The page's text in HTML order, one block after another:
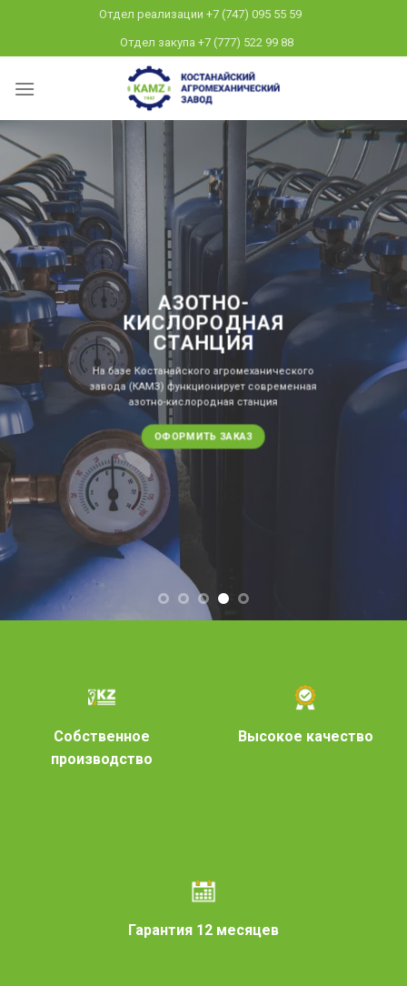
content
Отдел реализации +7 (747) 095 55 59
Отдел закупа +7 (777) 522 99 88
АЗОТНО-
КИСЛОРОДНАЯ
СТАНЦИЯ
На базе Костанайского агромеханического
завода (КАМЗ) функционирует современная
азотно-кислородная станция
ОФОРМИТЬ ЗАКАЗ
Собственное
производство
Высокое качество
Гарантия 12 месяцев